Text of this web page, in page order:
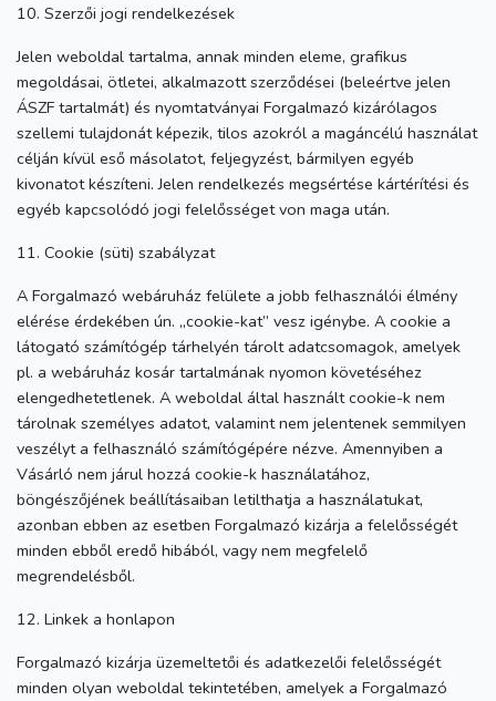
10. Szerzői jogi rendelkezések
Jelen weboldal tartalma, annak minden eleme, grafikus
megoldásai, ötletei, alkalmazott szerződései (beleértve jelen
ÁSZF tartalmát) és nyomtatványai Forgalmazó kizárólagos
szellemi tulajdonát képezik, tilos azokról a magáncélú használat
célján kívül eső másolatot, feljegyzést, bármilyen egyéb
kivonatot készíteni. Jelen rendelkezés megsértése kártérítési és
egyéb kapcsolódó jogi felelősséget von maga után.
11. Cookie (süti) szabályzat
A Forgalmazó webáruház felülete a jobb felhasználói élmény
elérése érdekében ún. „cookie-kat” vesz igénybe. A cookie a
látogató számítógép tárhelyén tárolt adatcsomagok, amelyek
pl. a webáruház kosár tartalmának nyomon követéséhez
elengedhetetlenek. A weboldal által használt cookie-k nem
tárolnak személyes adatot, valamint nem jelentenek semmilyen
veszélyt a felhasználó számítógépére nézve. Amennyiben a
Vásárló nem járul hozzá cookie-k használatához,
böngészőjének beállításaiban letilthatja a használatukat,
azonban ebben az esetben Forgalmazó kizárja a felelősségét
minden ebből eredő hibából, vagy nem megfelelő
megrendelésből.
12. Linkek a honlapon
Forgalmazó kizárja üzemeltetői és adatkezelői felelősségét
minden olyan weboldal tekintetében, amelyek a Forgalmazó